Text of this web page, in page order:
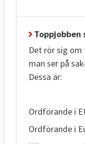
Det rör sig
man ser på
Dessa är:
Ordförande i
Ordförande i